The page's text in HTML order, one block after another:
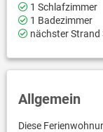
1 Schlafzimmer
1 Badezimmer
nächster Strand
Allgemein
Diese